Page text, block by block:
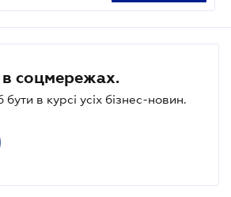
в соцмережах.
в курсі усіх бізнес-новин.